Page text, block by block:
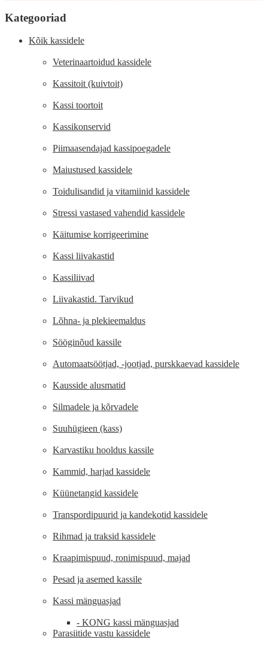
Kategooriad
Kõik kassidele
Veterinaartoidud kassidele
Kassitoit (kuivtoit)
Kassi toortoit
Kassikonservid
Piimaasendajad kassipoegadele
Maiustused kassidele
Toidulisandid ja vitamiinid kassidele
Stressi vastased vahendid kassidele
Käitumise korrigeerimine
Kassi liivakastid
Kassiliivad
Liivakastid. Tarvikud
Lõhna- ja plekieemaldus
Sööginõud kassile
Automaatsöötjad, -jootjad, purskkaevad kassidele
Kausside alusmatid
Silmadele ja kõrvadele
Suuhügieen (kass)
Karvastiku hooldus kassile
Kammid, harjad kassidele
Küünetangid kassidele
Transpordipuurid ja kandekotid kassidele
Rihmad ja traksid kassidele
Kraapimispuud, ronimispuud, majad
Pesad ja asemed kassile
Kassi mänguasjad
- KONG kassi mänguasjad
Parasiitide vastu kassidele